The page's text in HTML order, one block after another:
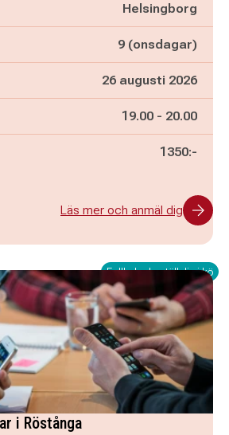
Helsingborg
9 (onsdagar)
26 augusti 2026
Pågår mellan
19.00 - och
20.00
1350:-
Läs mer och anmäl dig
Fullbokad - ställ dig i kö
i Röstånga